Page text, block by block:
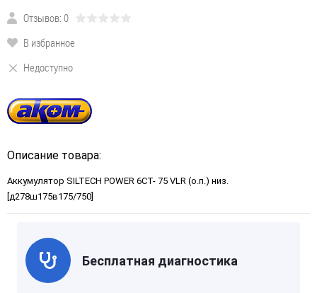
Отзывов: 0
В избранное
Недоступно
Описание товара:
Аккумулятор SILTECH POWER 6СТ- 75 VLR (о.п.) низ.
[д278ш175в175/750]
Бесплатная диагностика